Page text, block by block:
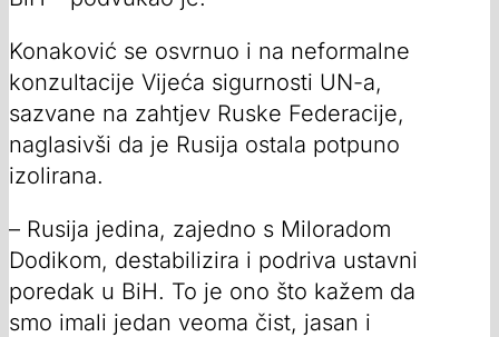
Konaković se osvrnuo i na neformalne
konzultacije Vijeća sigurnosti UN-a,
sazvane na zahtjev Ruske Federacije,
naglasivši da je Rusija ostala potpuno
izolirana.
– Rusija jedina, zajedno s Miloradom
Dodikom, destabilizira i podriva ustavni
poredak u BiH. To je ono što kažem da
smo imali jedan veoma čist, jasan i